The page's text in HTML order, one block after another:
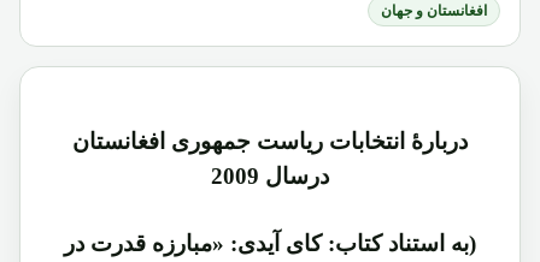
افغانستان و جهان
دربارۀ انتخابات ریاست جمهوری افغانستان
درسال 2009
(به استناد کتاب: کای آیدی: «مبارزه قدرت در